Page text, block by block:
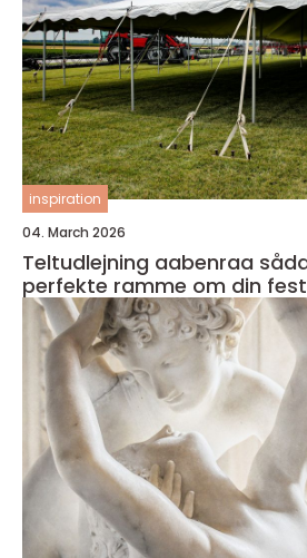
inspiration
04. March 2026
Teltudlejning aabenraa sådan skaber du den
perfekte ramme om din fest